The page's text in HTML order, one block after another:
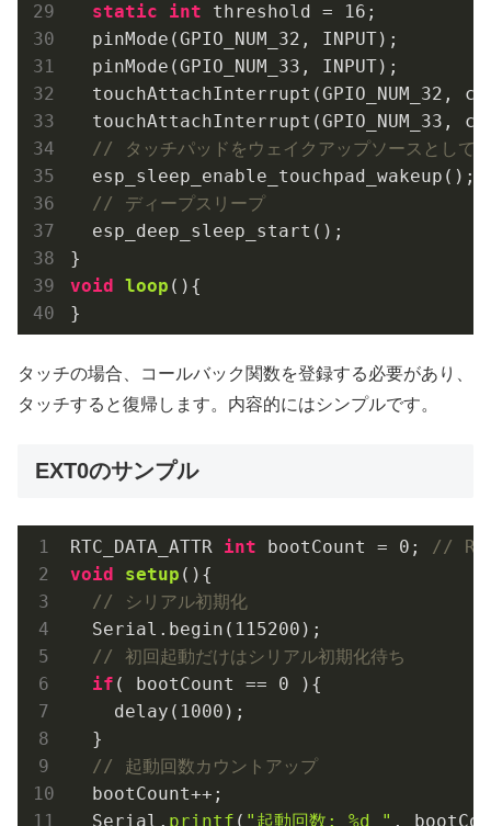
static
int threshold = 16 ;
  pinMode(GPIO_NUM_32, INPUT);
  pinMode(GPIO_NUM_33, INPUT);
touchAttachInterrupt(GPIO_NUM_32,
touchAttachInterrupt(GPIO_NUM_33,
// タッチパッドをウェイクアップソースとして
  esp_sleep_enable_touchpad_wakeup();
// ディープスリープ
  esp_deep_sleep_start();
void loop () {
}
タッチの場合、コールバック関数を登録する必要があり、
タッチすると復帰します。内容的にはシンプルです。
EXT0のサンプル
RTC_DATA_ATTR int bootCount = 0 ; // RTC
void
setup () {
// シリアル初期化
  Serial.begin(
115200 );
// 初回起動だけはシリアル初期化待ち
if ( bootCount == 0 ){
    delay(
1000 );
  }
// 起動回数カウントアップ
  bootCount++;
  Serial.
printf ( "起動回数: %d " ,